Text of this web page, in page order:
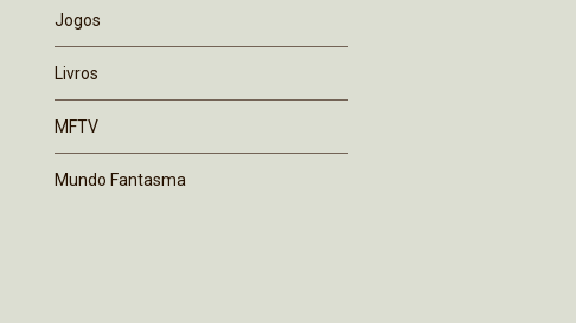
Jogos
Livros
MFTV
Mundo Fantasma